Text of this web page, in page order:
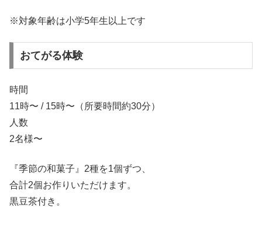
※対象年齢は小学5年生以上です
おてがる体験
時間
11時〜 / 15時〜（所要時間約30分）
人数
2名様〜
『季節の和菓子』2種を1個ずつ、
合計2個お作りいただけます。
黒豆茶付き。